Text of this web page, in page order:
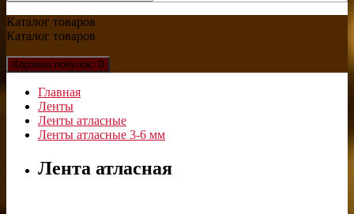
Каталог товаров
Каталог товаров
Корзина покупок: 0
Главная
Ленты
Ленты атласные
Ленты атласные 3-6 мм
Лента атласная